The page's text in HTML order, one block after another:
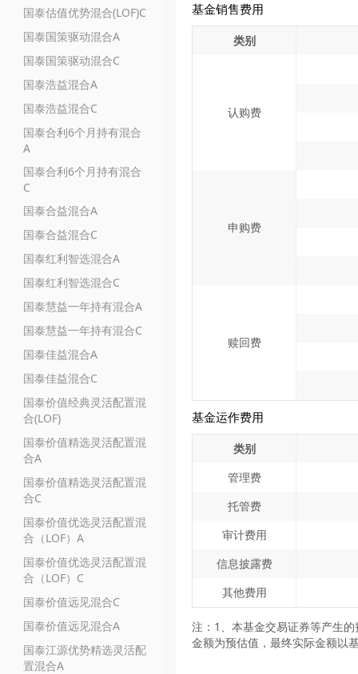
国泰估值优势混合(LOF)C
国泰国策驱动混合A
国泰国策驱动混合C
国泰浩益混合A
国泰浩益混合C
国泰合利6个月持有混合
A
国泰合利6个月持有混合
C
国泰合益混合A
国泰合益混合C
国泰红利智选混合A
国泰红利智选混合C
国泰慧益一年持有混合A
国泰慧益一年持有混合C
国泰佳益混合A
国泰佳益混合C
国泰价值经典灵活配置混
合(LOF)
国泰价值精选灵活配置混
合A
国泰价值精选灵活配置混
合C
国泰价值优选灵活配置混
合（LOF）A
国泰价值优选灵活配置混
合（LOF）C
国泰价值远见混合C
国泰价值远见混合A
国泰江源优势精选灵活配
置混合A
基金销售费用
类别
认购费
申购费
赎回费
基金运作费用
类别
管理费
托管费
审计费用
信息披露费
其他费用
注：1、本基金交易证券等产生
金额为预估值，最终实际金额以